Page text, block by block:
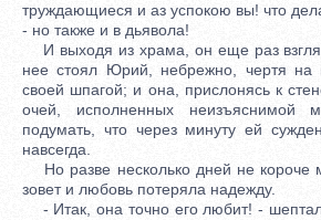
труждающиеся и аз успокою вы! что
- но также и в дьявола!
И выходя из храма, он еще раз
нее стоял Юрий, небрежно, чертя на
своей шпагой; и она, прислонясь к
очей, исполненных неизъяснимой
подумать, что через минуту ей
навсегда.
Но разве несколько дней не короче
зовет и любовь потеряла надежду.
- Итак, она точно его любит! -